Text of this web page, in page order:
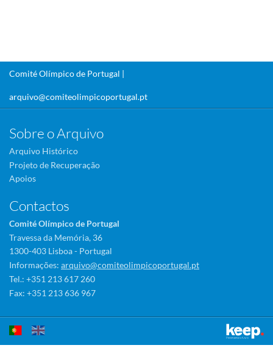
Comité Olímpico de Portugal |
arquivo@comiteolimpicoportugal.pt
Sobre o Arquivo
Arquivo Histórico
Projeto de Recuperação
Apoios
Contactos
Comité Olímpico de Portugal
Travessa da Memória, 36
1300-403 Lisboa - Portugal
Informações: arquivo@comiteolimpicoportugal.pt
Tel.: +351 213 617 260
Fax: +351 213 636 967